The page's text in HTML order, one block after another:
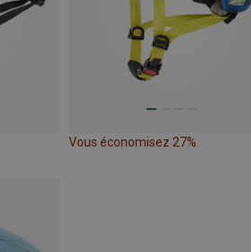
Vous économisez 27%